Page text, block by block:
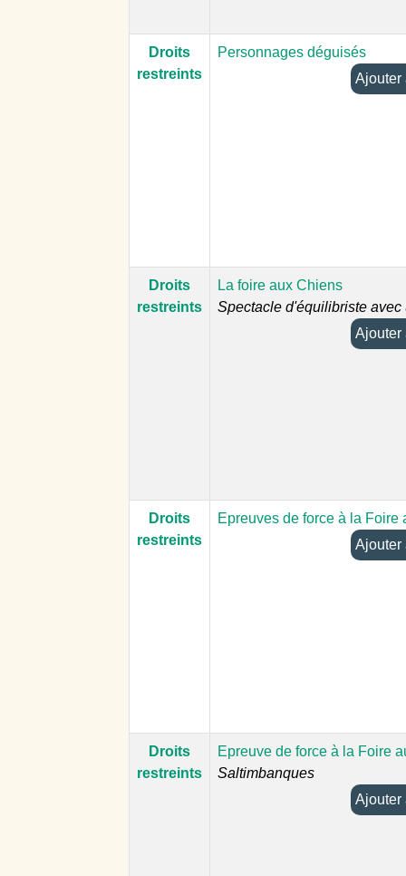
Droits
restreints
Personnages déguisés
Droits
restreints
La foire aux Chiens
Spectacle d'équilibriste avec
Droits
restreints
Epreuves de force à la Foire
Droits
restreints
Epreuve de force à la Foire
Saltimbanques